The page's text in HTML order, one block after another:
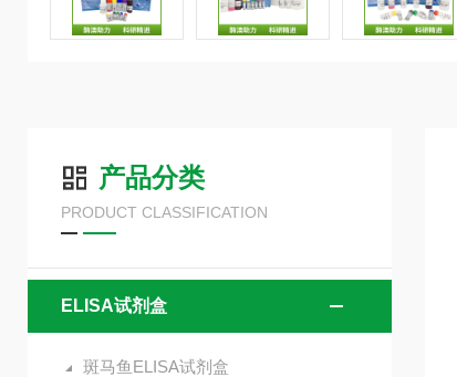
产品分类
PRODUCT CLASSIFICATION
ELISA试剂盒
斑马鱼ELISA试剂盒